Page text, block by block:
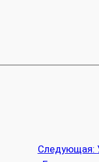
Следующая: